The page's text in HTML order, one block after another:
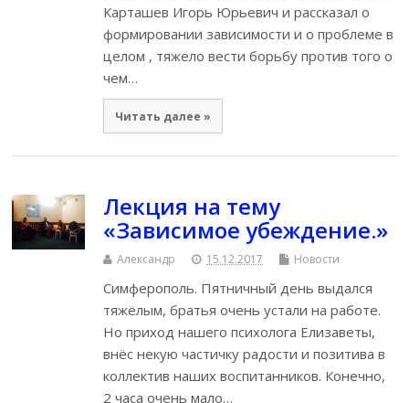
Карташев Игорь Юрьевич и рассказал о
формировании зависимости и о проблеме в
целом , тяжело вести борьбу против того о
чем…
Читать далее »
Лекция на тему
«Зависимое убеждение.»
Александр 15.12.2017 Новости
Симферополь. Пятничный день выдался
тяжёлым, братья очень устали на работе.
Но приход нашего психолога Елизаветы,
внёс некую частичку радости и позитива в
коллектив наших воспитанников. Конечно,
2 часа очень мало…